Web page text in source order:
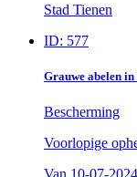
Stad Tienen
ID: 577
Grauwe abelen
Bescherming
Voorlopige